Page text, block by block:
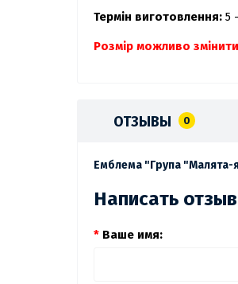
Термін виготовлення: 5
Розмір можливо
ОТЗЫВЫ 0
Емблема "Група "Малята-
Написать отзыв
Ваше имя: